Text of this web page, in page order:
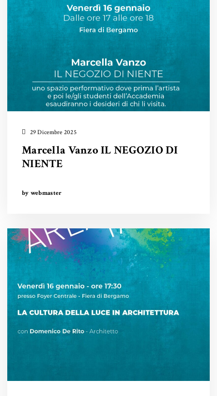
29 Dicembre 2025
Marcella Vanzo IL NEGOZIO DI
NIENTE
by webmaster